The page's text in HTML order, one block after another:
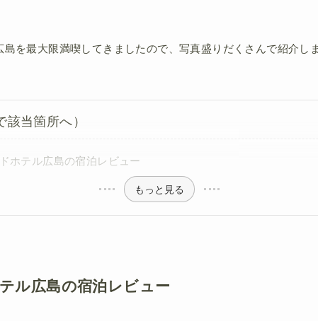
を最大限満喫してきましたので、写真盛りだくさんで紹介し
当箇所へ）
ホテル広島の宿泊レビュー
もっと見る
ル広島の宿泊レビュー